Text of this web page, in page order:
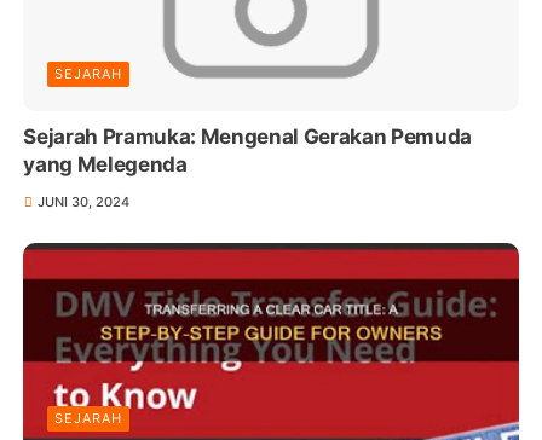
SEJARAH
Sejarah Pramuka: Mengenal Gerakan Pemuda
yang Melegenda
JUNI 30, 2024
SEJARAH